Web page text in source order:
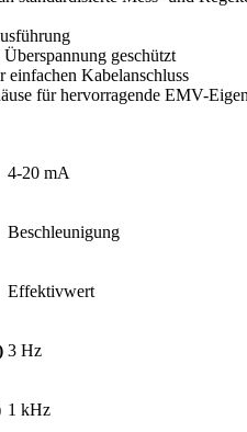
geschützt
Kabelanschluss
für hervorragende EMV-
4-20 mA
Beschleunigung
Effektivwert
3 Hz
1 kHz